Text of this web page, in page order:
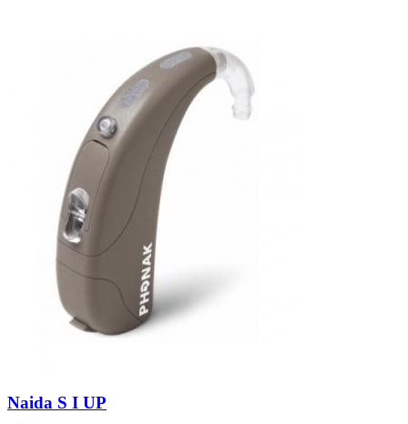
Signia hoortoestellenSignia Pure BCT IX Signia Silk IX
Audio Service R LI 7
HoortoestelbatterijenWidex filters Filters Domes
Onderhoudsartikelen
Signia Active Mini IX - Oplaadbaar
De Signia Active Mini IX is het nieuwste hoortoestel van Signia.
Naida S I UP